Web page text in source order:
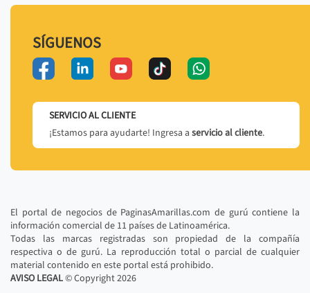
SÍGUENOS
SERVICIO AL CLIENTE
¡Estamos para ayudarte! Ingresa a servicio al cliente.
El portal de negocios de PaginasAmarillas.com de gurú contiene la
información comercial de 11 países de Latinoamérica.
Todas las marcas registradas son propiedad de la compañía
respectiva o de gurú. La reproducción total o parcial de cualquier
material contenido en este portal está prohibido.
AVISO LEGAL© Copyright2026